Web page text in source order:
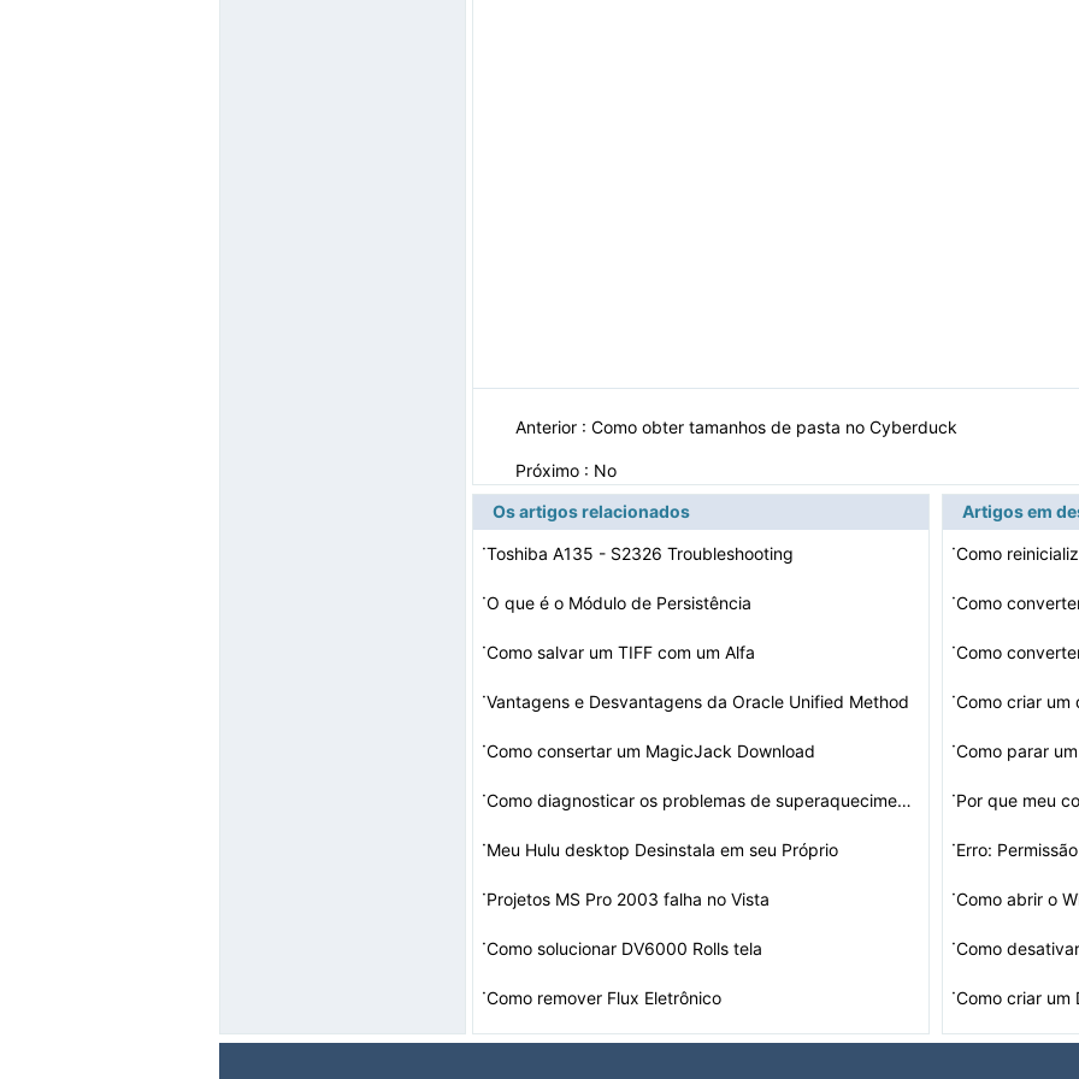
Anterior : Como obter tamanhos de pasta no Cyberduck
Próximo : No
Os artigos relacionados
·Toshiba A135 - S2326 Troubleshooting
·O que é o Módulo de Persistência
·Como salvar um TIFF com um Alfa
·Vantagens e Desvantagens da Oracle Unified Method
·Como consertar um MagicJack Download
· Como diagnosticar os problemas de superaquecimento Comp…
·Meu Hulu desktop Desinstala em seu Próprio
·Projetos MS Pro 2003 falha no Vista
·Como solucionar DV6000 Rolls tela
·Como remover Flux Eletrônico
Artigos em
·Como
·Como
·Como
·Como criar um
·Como parar
·
·Erro:
·Como abrir o
·
·